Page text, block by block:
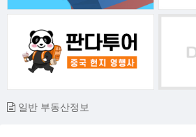
일반 부동산정보